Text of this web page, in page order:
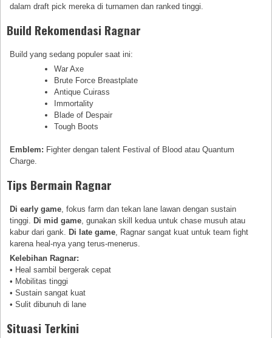
dalam draft pick mereka di turnamen dan ranked tinggi.
Build Rekomendasi Ragnar
Build yang sedang populer saat ini:
War Axe
Brute Force Breastplate
Antique Cuirass
Immortality
Blade of Despair
Tough Boots
Emblem: Fighter dengan talent Festival of Blood atau Quantum
Charge.
Tips Bermain Ragnar
Di early game , fokus farm dan tekan lane lawan dengan sustain
tinggi.
Di mid game , gunakan skill kedua untuk chase musuh atau
kabur dari gank.
Di late game , Ragnar sangat kuat untuk team fight
karena heal-nya yang terus-menerus.
Kelebihan Ragnar:
• Heal sambil bergerak cepat
• Mobilitas tinggi
• Sustain sangat kuat
• Sulit dibunuh di lane
Situasi Terkini